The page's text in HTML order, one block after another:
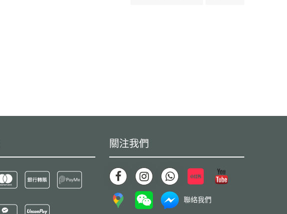
關注我們
聯絡我們